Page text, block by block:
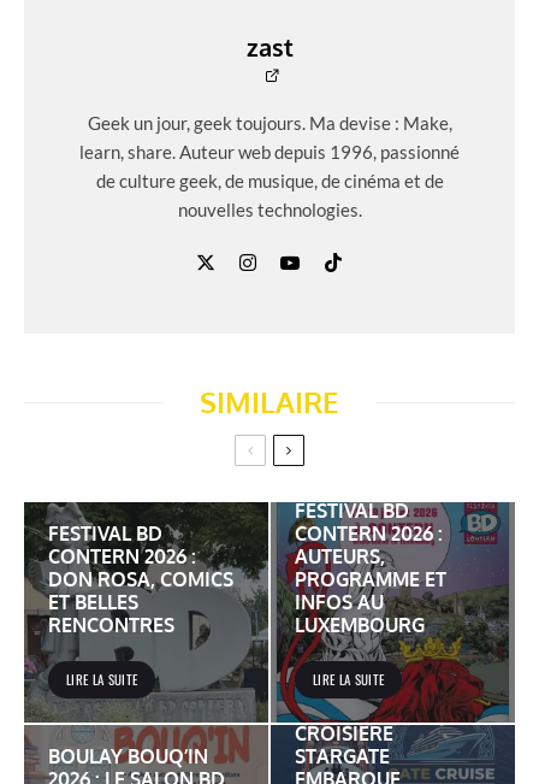
zast
Geek un jour, geek toujours. Ma devise : Make,
learn, share. Auteur web depuis 1996, passionné
de culture geek, de musique, de cinéma et de
nouvelles technologies.
SIMILAIRE
FESTIVAL BD
CONTERN 2026 :
DON ROSA, COMICS
ET BELLES
RENCONTRES
LIRE LA SUITE
FESTIVAL BD
CONTERN 2026 :
AUTEURS,
PROGRAMME ET
INFOS AU
LUXEMBOURG
LIRE LA SUITE
BOULAY BOUQ’IN
2026 : LE SALON BD
GATE CRUISE 2027 :
LA PREMIÈRE
CROISIÈRE
STARGATE
EMBARQUE